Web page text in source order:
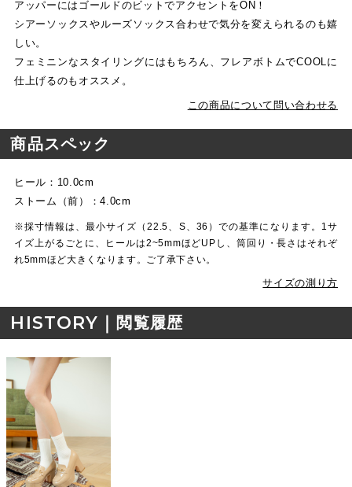
アッパーにはゴールドのビットでアクセントをON！
シアーソックスやルーズソックス合わせで気分を変えられるのも嬉
しい。
フェミニンなスタイリングにはもちろん、フレアボトムでCOOLに
仕上げるのもオススメ。
この商品について問い合わせる
商品スペック
ヒール：10.0cm
ストーム（前）：4.0cm
※採寸情報は、最小サイズ（22.5、S、36）での基準になります。1サ
イズ上がるごとに、ヒールは2~5mmほどUPし、筒回り・長さはそれぞ
れ5mmほど大きくなります。ご了承下さい。
サイズの測り方
HISTORY｜ 閲覧履歴